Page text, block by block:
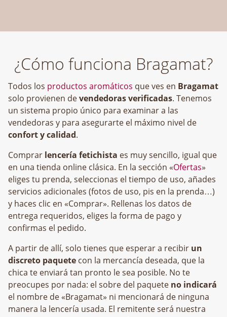
¿Cómo funciona Bragamat?
Todos los productos aromáticos que ves en Bragamat
solo provienen devendedoras verificadas. Tenemos
un sistema propio único para examinar a las
vendedoras y para asegurarte el máximo nivel de
confort y calidad.
Comprar lencería fetichista es muy sencillo, igual que
en una tienda online clásica. En la sección «Ofertas»
eliges tu prenda, seleccionas el tiempo de uso, añades
servicios adicionales (fotos de uso, pis en la prenda…)
y haces clic en «Comprar». Rellenas los datos de
entrega requeridos, eliges la forma de pago y
confirmas el pedido.
A partir de allí, solo tienes que esperar a recibir un
discreto paquete con la mercancía deseada, que la
chica te enviará tan pronto le sea posible. No te
preocupes por nada: el sobre del paquete no indicará
el nombre de «Bragamat» ni mencionará de ninguna
manera la lencería usada. El remitente será nuestra